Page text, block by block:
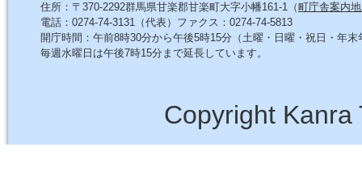
住所：〒370-2292群馬県甘楽郡甘楽町大字小幡161-1（町庁舎案内
電話：0274-74-3131（代表）ファクス：0274-74-5813
開庁時間：午前8時30分から午後5時15分（土曜・日曜・祝日・年末
毎週水曜日は午後7時15分まで延長しています。
Copyright Kanra